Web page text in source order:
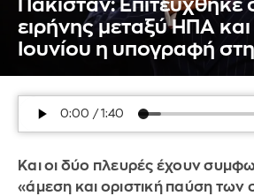
Πακιστάν:
ειρήνης μεταξύ ΗΠΑ και
Ιουνίου η υπογραφή
Και οι δύο πλευρές έχουν
«άμεση και οριστική παύση των